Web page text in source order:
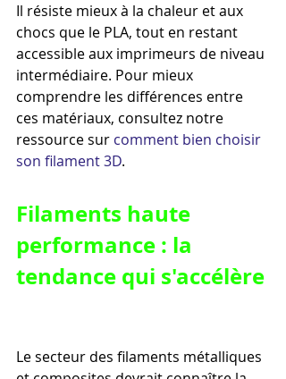
Il résiste mieux à la chaleur et aux
chocs que le PLA, tout en restant
accessible aux imprimeurs de niveau
intermédiaire. Pour mieux
comprendre les différences entre
ces matériaux, consultez notre
ressource sur comment bien choisir
son filament 3D.
Filaments haute
performance : la
tendance qui s'accélère
Le secteur des filaments métalliques